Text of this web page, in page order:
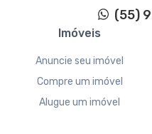
(55)
Imóveis
Anuncie seu imóvel
Compre um imóvel
Alugue um imóvel